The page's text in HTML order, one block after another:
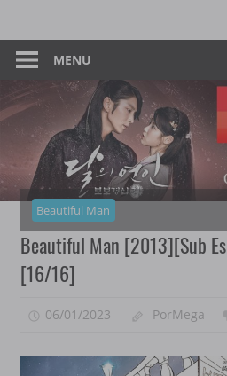
content
–
Pagina
Descarga
Por
Mega
MENU
Beautiful Man
Beautiful Man [2013][Sub
[16/16]
06/01/2023 PorMega